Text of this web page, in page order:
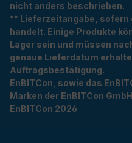
nicht anders beschrieben.
** Lieferzeitangabe, sofern
handelt. Einige Produkte
Lager sein und müssen
genaue Lieferdatum
Auftragsbestätigung.
EnBITCon, sowie das
Marken der EnBITCon
EnBITCon 2026